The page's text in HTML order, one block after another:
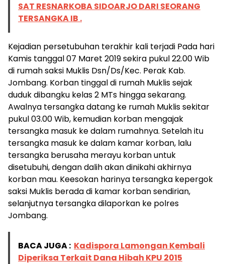
SAT RESNARKOBA SIDOARJO DARI SEORANG
TERSANGKA IB .
Kejadian persetubuhan terakhir kali terjadi Pada hari
Kamis tanggal 07 Maret 2019 sekira pukul 22.00 Wib
di rumah saksi Muklis Dsn/Ds/Kec. Perak Kab.
Jombang. Korban tinggal di rumah Muklis sejak
duduk dibangku kelas 2 MTs hingga sekarang.
Awalnya tersangka datang ke rumah Muklis sekitar
pukul 03.00 Wib, kemudian korban mengajak
tersangka masuk ke dalam rumahnya. Setelah itu
tersangka masuk ke dalam kamar korban, lalu
tersangka berusaha merayu korban untuk
disetubuhi, dengan dalih akan dinikahi akhirnya
korban mau. Keesokan harinya tersangka kepergok
saksi Muklis berada di kamar korban sendirian,
selanjutnya tersangka dilaporkan ke polres
Jombang.
BACA JUGA : Kadispora Lamongan Kembali
Diperiksa Terkait Dana Hibah KPU 2015